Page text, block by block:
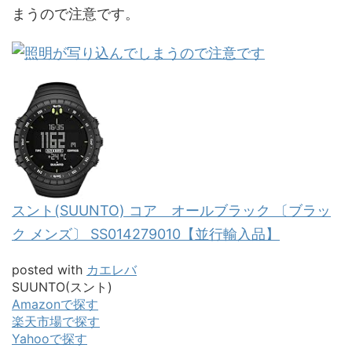
まうので注意です。
スント(SUUNTO) コア オールブラック 〔ブラッ
ク メンズ〕 SS014279010【並行輸入品】
posted with カエレバ
SUUNTO(スント)
Amazonで探す
楽天市場で探す
Yahooで探す